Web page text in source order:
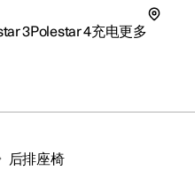
3Polestar 4充电更多
后排座椅